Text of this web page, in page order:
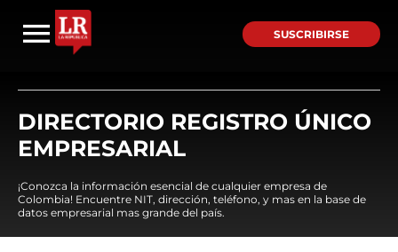
SUSCRIBIRSE
DIRECTORIO REGISTRO ÚNICO
EMPRESARIAL
¡Conozca la información esencial de cualquier empresa de
Colombia! Encuentre NIT, dirección, teléfono, y mas en la base de
datos empresarial mas grande del país.